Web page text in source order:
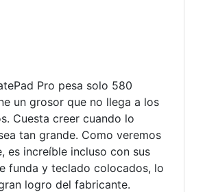
Pro pesa solo 580
un grosor que no llega a los
Cuesta creer cuando lo
tan grande. Como veremos
es increíble incluso con sus
funda y teclado colocados, lo
logro del fabricante.